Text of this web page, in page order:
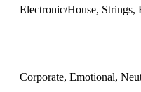
Electronic/House, Strings,
Corporate, Emotional,